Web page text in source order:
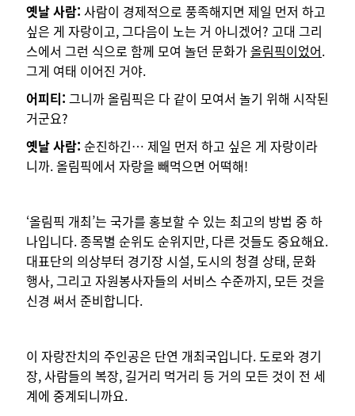
옛날 사람: 사람이 경제적으로 풍족해지면 제일 먼저 하고
싶은 게 자랑이고, 그다음이 노는 거 아니겠어? 고대 그리
스에서 그런 식으로 함께 모여 놀던 문화가올림픽이었어.
그게 여태 이어진 거야.
어피티: 그니까 올림픽은 다 같이 모여서 놀기 위해 시작된
거군요?
옛날 사람: 순진하긴… 제일 먼저 하고 싶은 게 자랑이라
니까. 올림픽에서 자랑을 빼먹으면 어떡해!
‘올림픽 개최’는 국가를 홍보할 수 있는 최고의 방법 중 하
나입니다. 종목별 순위도 순위지만, 다른 것들도 중요해요.
대표단의 의상부터 경기장 시설, 도시의 청결 상태, 문화
행사, 그리고 자원봉사자들의 서비스 수준까지, 모든 것을
신경 써서 준비합니다.
이 자랑잔치의 주인공은 단연 개최국입니다. 도로와 경기
장, 사람들의 복장, 길거리 먹거리 등 거의 모든 것이 전 세
계에 중계되니까요.